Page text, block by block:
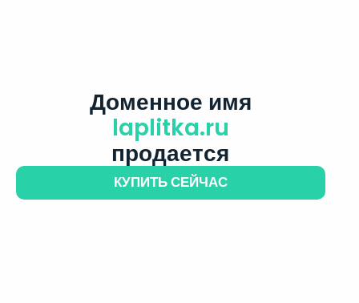
Доменное имя
laplitka.ru
продается
КУПИТЬ СЕЙЧАС